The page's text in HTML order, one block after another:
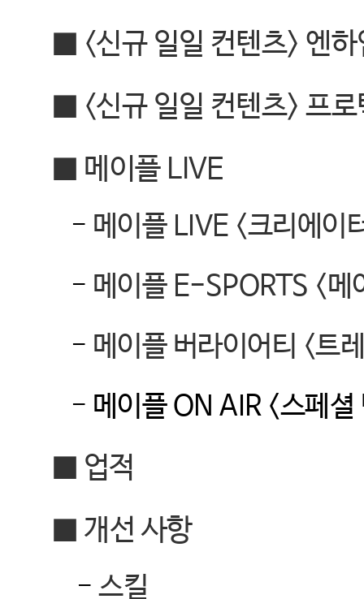
■ <신규 일일 컨텐츠> 엔
■ <신규 일일 컨텐츠>프로
■ 메이플LIVE
- 메이플 LIVE <크리에이
- 메이플E-SPORTS <메
- 메이플 버라이어티 <트
- 메이플ON AIR <스페셜
■ 업적
■ 개선 사항
-스킬